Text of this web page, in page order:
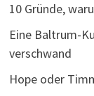
10 Gründe,
Eine Baltrum-
verschwand
Hope oder